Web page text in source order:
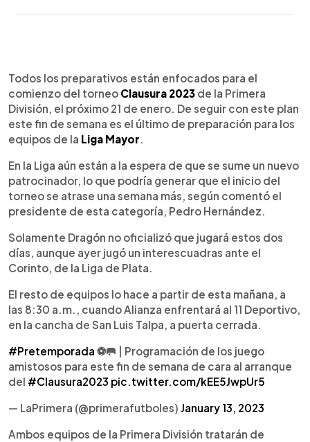
► Escuchar artículo
Todos los preparativos están enfocados para el
comienzo del torneo Clausura 2023 de la Primera
División, el próximo 21 de enero. De seguir con este plan
este fin de semana es el último de preparación para los
equipos de la Liga Mayor.
En la Liga aún están a la espera de que se sume un nuevo
patrocinador, lo que podría generar que el inicio del
torneo se atrase una semana más, según comentó el
presidente de esta categoría, Pedro Hernández.
Solamente Dragón no oficializó que jugará estos dos
días, aunque ayer jugó un interescuadras ante el
Corinto, de la Liga de Plata.
El resto de equipos lo hace a partir de esta mañana, a
las 8:30 a.m., cuando Alianza enfrentará al 11 Deportivo,
en la cancha de San Luis Talpa, a puerta cerrada.
#Pretemporada ⚽️🥅 | Programación de los juego
amistosos para este fin de semana de cara al arranque
del #Clausura2023 pic.twitter.com/kEE5JwpUr5
— LaPrimera (@primerafutboles) January 13, 2023
Ambos equipos de la Primera División tratarán de